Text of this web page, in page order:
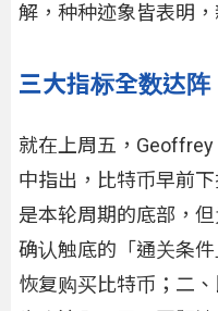
解，种种迹象皆表明
三大指标全数达
就在上周五，
中指出，比特币早前
是本轮周期的底部，
确认触底的「通关条件
恢复购买比特币；二